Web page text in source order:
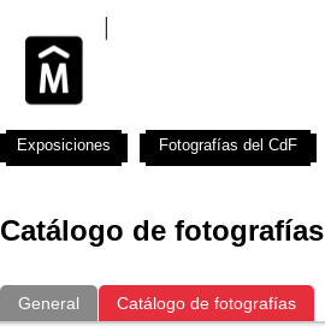
Catálogo de fotografías
General Catálogo de fotografías
Exposiciones Fotografías del CdF